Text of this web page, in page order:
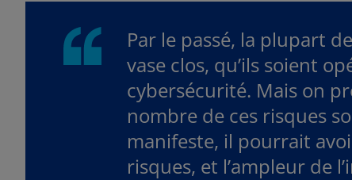
Par le passé, la plupart
vase clos, qu’ils soient
cybersécurité. Mais on
nombre de ces risques
manifeste, il pourrait
risques, et l’ampleur de